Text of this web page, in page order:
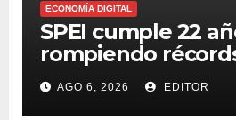
ECONOMÍA DIGITAL
SPEI cumple 22
rompiendo
transferencias y
AGO 6, 2026 EDITOR